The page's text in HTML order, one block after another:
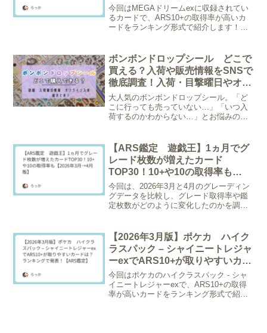
は？ ランキングで発表！【ARS
鑑定】
今回はMEGAドリームexに収録されてい
るカードで、ARS10+の取得率が高いカ
ードをランキング形式で紹介します！※
特化型パネルCSS --- *...
ボンボンドロップシール どこで
買える？入荷や販売情報をSNSで
徹底調査！入荷・目撃曜日やオン
ラインでの入手方法も
大人気のボンボンドロップシール。「ど
こに行っても売っていない…」「いつ入
荷するのかわからない…」とお悩みの方
徹底調査！「どのようなお店で」「何曜
日に」入荷・販...
【ARS鑑定 遊戯王】1ヵ月でグ
レード枚数が増えたカード
TOP30！10+や10の取得率も
【2026年3月→4月版】
今回は、2026年3月と4月のグレーディン
グデータを比較し、グレード取得率や鑑
定枚数がどのように変化したのかを調査
ので、鑑定出しの参考にしてみてくださ
い。※総鑑定数が...
【2026年3月版】ポケカ ハイク
ラスパック – シャイニートレジャ
ーexでARS10+が取りやすいカー
ドは？ランキングで発表！【ARS
鑑定】
今回はポケカのハイクラスパック - シャ
イニートレジャーexで、ARS10+の取得
率が高いカードをランキング形式で紹介